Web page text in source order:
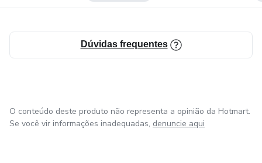
Dúvidas frequentes
O conteúdo deste produto não representa a opinião da Hotmart.
Se você vir informações inadequadas, denuncie aqui